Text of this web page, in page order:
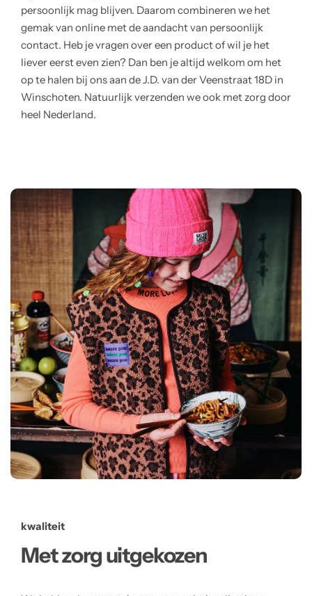
persoonlijk mag blijven. Daarom combineren we het
gemak van online met de aandacht van persoonlijk
contact. Heb je vragen over een product of wil je het
liever eerst even zien? Dan ben je altijd welkom om het
op te halen bij ons aan de J.D. van der Veenstraat 18D in
Winschoten. Natuurlijk verzenden we ook met zorg door
heel Nederland.
kwaliteit
Met zorg uitgekozen